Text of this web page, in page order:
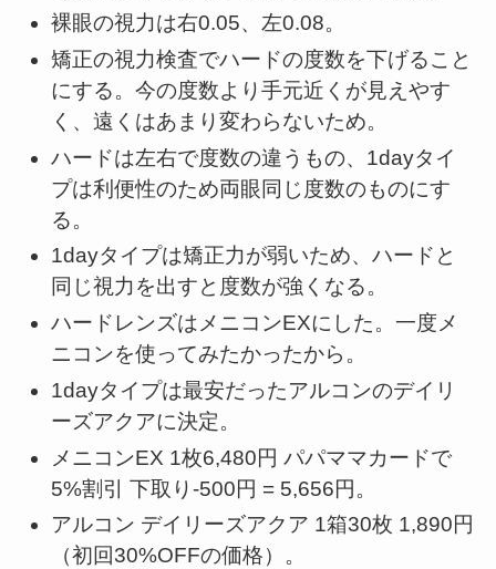
裸眼の視力は右0.05、左0.08。
矯正の視力検査でハードの度数を下げること
にする。今の度数より手元近くが見えやす
く、遠くはあまり変わらないため。
ハードは左右で度数の違うもの、1dayタイ
プは利便性のため両眼同じ度数のものにす
る。
1dayタイプは矯正力が弱いため、ハードと
同じ視力を出すと度数が強くなる。
ハードレンズはメニコンEXにした。一度メ
ニコンを使ってみたかったから。
1dayタイプは最安だったアルコンのデイリ
ーズアクアに決定。
メニコンEX 1枚6,480円 パパママカードで
5%割引 下取り-500円 = 5,656円。
アルコン デイリーズアクア 1箱30枚 1,890円
（初回30%OFFの価格）。